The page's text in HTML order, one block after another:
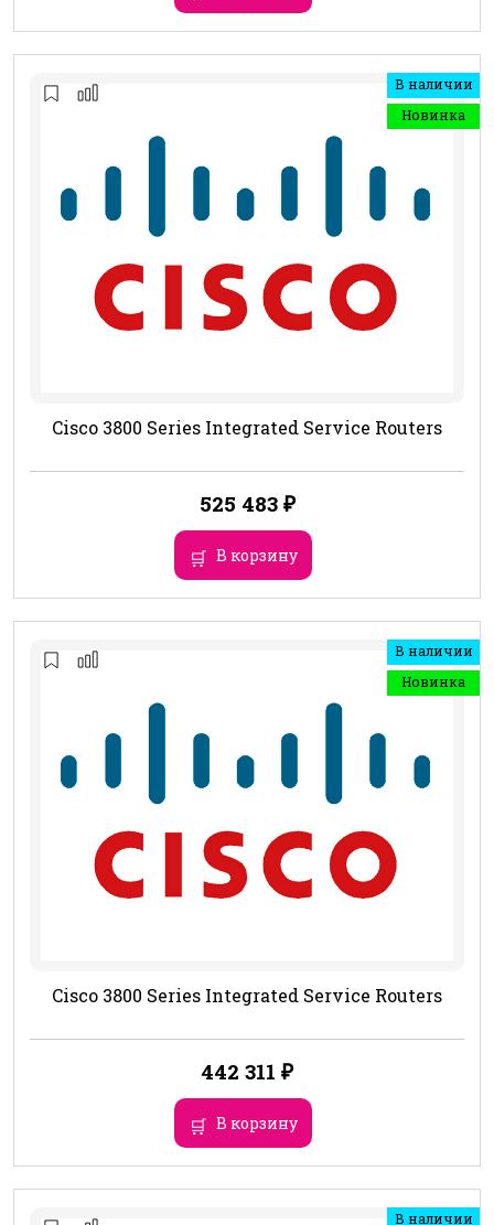
В наличии
Новинка
Cisco 3800 Series Integrated Service Routers
525 483 ₽
В корзину
В наличии
Новинка
Cisco 3800 Series Integrated Service Routers
442 311 ₽
В корзину
В наличии